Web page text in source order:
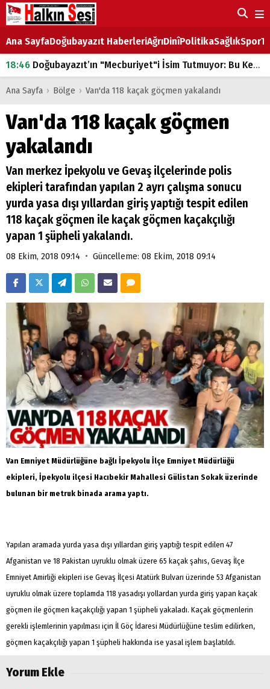
Ana SayfaDoğubayazıt HaberleriAğrıDinîPolitikaSağlıkSpor
18:46 Doğubayazıt’ın "Mecburiyet"i İsim Tutmuyor: Bu Kez de Mem u Zîn Oldu!
07:53Doğubayazıt’ta Ekmek Fiyatlarına Zam
Doğubayazıt'ta çocukların sırtındaki ağır yük
07:00
DEVLET ve HÜKÜMET
18:29ÇARŞI CADDESİ YAZ BOZ TAHTASI
Ana Sayfa › Bölge › Van'da 118 kaçak göçmen yakalandı
Van'da 118 kaçak göçmen
yakalandı
Van merkez İpekyolu ve Gevaş ilçelerinde polis
ekipleri tarafından yapılan 2 ayrı çalışma sonucu
yurda yasa dışı yıllardan giriş yaptığı tespit edilen
118 kaçak göçmen ile kaçak göçmen kaçakçılığı
yapan 1 şüpheli yakalandı.
08 Ekim, 2018 09:14 • Güncelleme: 08 Ekim, 2018 09:14
Van Emniyet Müdürlüğüne bağlı İpekyolu İlçe Emniyet Müdürlüğü
ekipleri, İpekyolu ilçesi Hacıbekir Mahallesi Gülistan Sokak üzerinde
bulunan bir metruk binada arama yaptı.
Yapılan aramada yurda yasa dışı yıllardan giriş yaptığı tespit edilen 47
Afganistan ve 18 Pakistan uyruklu olmak üzere 65 kaçak şahıs, Gevaş İlçe
Emniyet Amirliği ekipleri ise Gevaş İlçesi Atatürk Bulvarı üzerinde 53 Afganistan
uyruklu olmak üzere toplamda 118 yasadışı yollardan yurda giriş yapan kaçak
göçmen ile göçmen kaçakçılığı yapan 1 şüpheli yakaladı. Kaçak göçmenlerin
gerekli işlemlerinin yapılması için İl Göç İdaresi Müdürlüğüne teslim edilirken,
göçmen kaçakçılığı yapan 1 şüpheli hakkında ise yasal işlem başlatıldı.
Yorum Ekle